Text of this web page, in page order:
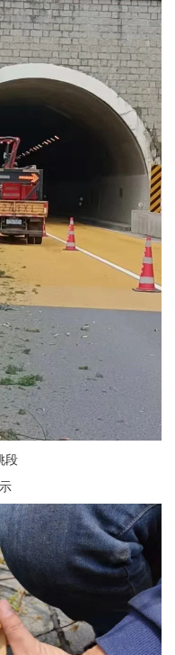
段